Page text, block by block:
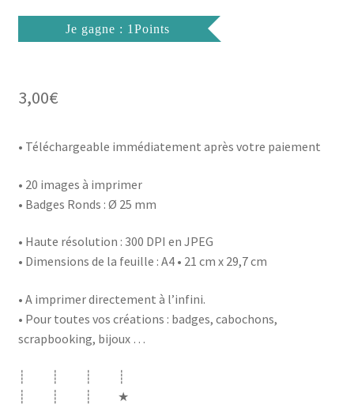
Je gagne : 1Points
3,00€
• Téléchargeable immédiatement après votre paiement
• 20 images à imprimer
• Badges Ronds : Ø 25 mm
• Haute résolution : 300 DPI en JPEG
• Dimensions de la feuille : A4 • 21 cm x 29,7 cm
• A imprimer directement à l’infini.
• Pour toutes vos créations : badges, cabochons,
scrapbooking, bijoux …
┊ ┊ ┊ ┊
┊ ┊ ┊ ★